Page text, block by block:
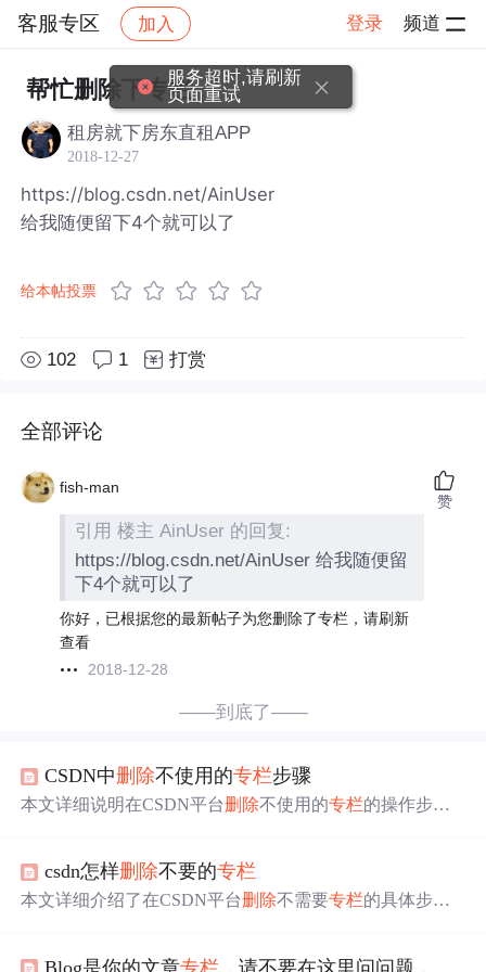
客服专区 加入 登录 频道
社区 客服专区 帖子详情
帮忙删除下专栏
租房就下房东直租APP
2018-12-27
https://blog.csdn.net/AinUser
给我随便留下4个就可以了
给本帖投票
102 1 打赏
全部评论
fish-man
引用 楼主 AinUser 的回复:
https://blog.csdn.net/AinUser 给我随便留
下4个就可以了
你好，已根据您的最新帖子为您删除了专栏，请刷新
查看
2018-12-28
赞
——到底了——
CSDN中删除不使用的专栏步骤
本文详细说明在CSDN平台删除不使用的专栏的操作步
回收站，支持恢复或彻底删除。该流程涉及用户账户管
理、内容生命周期操作及平台后台功能交互。
csdn怎样删除不要的专栏
本文详细介绍了在CSDN平台删除不需要专栏的具体步
Blog是你的文章专栏 ，请不要在这里问问题，否则会被直接
服务超时,请刷新
页面重试